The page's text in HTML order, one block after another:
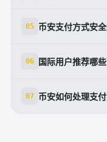
USD），并完
备注和支付时
单日无上限；
（每日100万
05 币安支付方式安
码。优先零风
内解决。定期
06 国际用户推荐哪
和电子钱包如
07 币安如何处理支付